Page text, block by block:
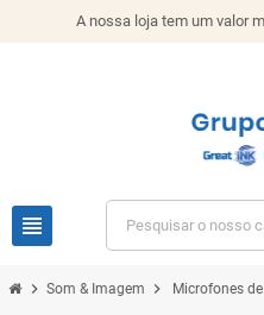
A nossa loja tem um valor
view_headline
chevron_right Som & Imagem chevron_right Microfones